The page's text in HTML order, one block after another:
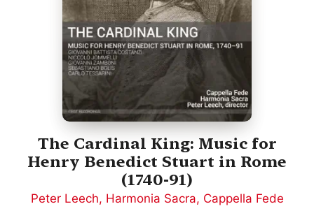
The Cardinal King: Music for
Henry Benedict Stuart in Rome
(1740-91)
Peter Leech, Harmonia Sacra, Cappella Fede